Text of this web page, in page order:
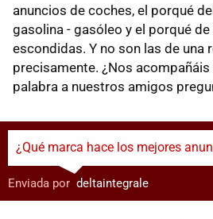
anuncios de coches, el porqué
gasolina - gasóleo y el porqué
escondidas. Y no son las de una
precisamente. ¿Nos
palabra a nuestros amigos
¿Qué marca hace los mejores
Enviada por: deltaintegrale